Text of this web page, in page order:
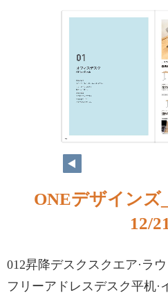
ONEデザインズ
12/
012昇降デスクスクエア·ラ
フリーアドレスデスク平机·